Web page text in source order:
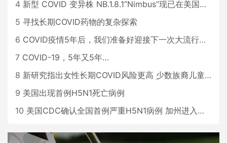
4 新型 COVID 变异株 NB.1.8.1“Nimbus”现已在美国占据主导地位
5 寻找长期COVID药物的复杂探索
6 COVID疫情5年后，我们准备好迎接下一次大流行了吗？
7 COVID-19，5年又5年…
8 新研究指出女性长期COVID风险更高 少数族裔儿童存在差异
9 美国出现首例H5N1死亡病例
10 美国CDC确认全国首例严重H5N1病例 加州进入紧急状态